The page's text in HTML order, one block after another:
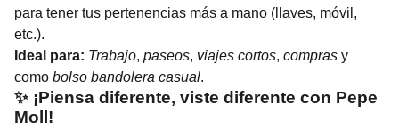
para tener tus pertenencias más a mano (llaves, móvil,
etc.).
Ideal para: Trabajo, paseos, viajes cortos, compras y
como bolso bandolera casual.
✨ ¡Piensa diferente, viste diferente con Pepe
Moll!